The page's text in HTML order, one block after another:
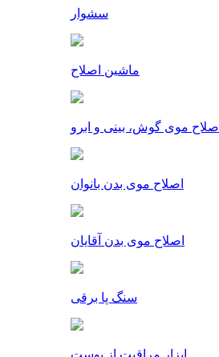
سشوار
ماشین اصلاح
اصلاح موی گوش، بینی و ابرو
اصلاح موی بدن بانوان
اصلاح موی بدن آقایان
سنگ پا برقی
ابزار مراقبت از پوست